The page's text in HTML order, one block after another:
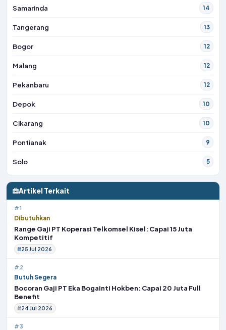
Samarinda 14
Tangerang 13
Bogor 12
Malang 12
Pekanbaru 12
Depok 10
Cikarang 10
Pontianak 9
Solo 5
Artikel Terkait
#1
Dibutuhkan
Range Gaji PT Koperasi Telkomsel Kisel: Capai 15 Juta
Kompetitif
25 Jul 2026
#2
Butuh Segera
Bocoran Gaji PT Eka Bogainti Hokben: Capai 20 Juta Full
Benefit
24 Jul 2026
#3